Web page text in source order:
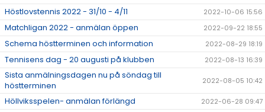
Höstlovstennis 2022 - 31/10 - 4/11
2022-10-06 15:56
Matchligan 2022 - anmälan öppen 2022-09-22 18:55
Schema höstterminen och information 2022-08-29 18:19
Tennisens dag - 20 augusti på klubben 2022-08-13 16:39
Sista anmälningsdagen nu på söndag till
höstterminen
2022-08-05 10:42
Höllviksspelen- anmälan förlängd 2022-06-28 09:47